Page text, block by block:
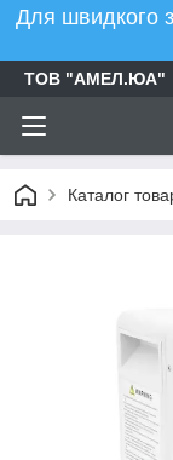
Для швидкого
ТОВ "АМЕЛ.ЮА"
Каталог